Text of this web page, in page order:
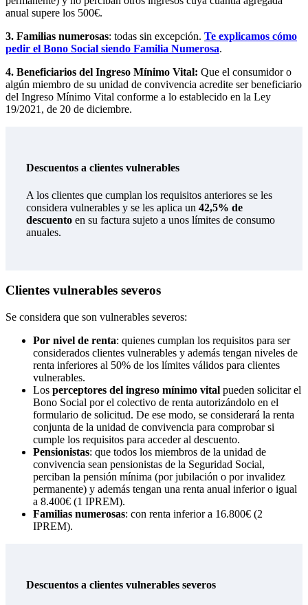
anual supere los 500€.
3. Familias numerosas: todas sin excepción. Te explicamos cómo
pedir el Bono Social siendo Familia Numerosa.
4. Beneficiarios del Ingreso Mínimo Vital: Que el consumidor o
algún miembro de su unidad de convivencia acredite ser beneficiario
del Ingreso Mínimo Vital conforme a lo establecido en la Ley
19/2021, de 20 de diciembre.
Descuentos a clientes vulnerables
A los clientes que cumplan los requisitos anteriores se les
considera vulnerables y se les aplica un 42,5% de
descuento en su factura sujeto a unos límites de consumo
anuales.
Clientes vulnerables severos
Se considera que son vulnerables severos:
Por nivel de renta: quienes cumplan los requisitos para ser
considerados clientes vulnerables y además tengan niveles de
renta inferiores al 50% de los límites válidos para clientes
vulnerables.
Los perceptores del ingreso mínimo vital pueden solicitar el
Bono Social por el colectivo de renta autorizándolo en el
formulario de solicitud. De ese modo, se considerará la renta
conjunta de la unidad de convivencia para comprobar si
cumple los requisitos para acceder al descuento.
Pensionistas: que todos los miembros de la unidad de
convivencia sean pensionistas de la Seguridad Social,
perciban la pensión mínima (por jubilación o por invalidez
permanente) y además tengan una renta anual inferior o igual
a 8.400€ (1 IPREM).
Familias numerosas: con renta inferior a 16.800€ (2
IPREM).
Descuentos a clientes vulnerables severos